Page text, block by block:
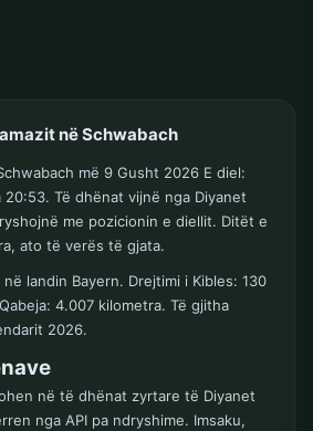
në Schwabach
më 9 Gusht 2026 E diel:
20:53. Të dhënat vijnë nga Diyanet
me pozicionin e diellit. Ditët e
ato të verës të gjata.
landin Bayern. Drejtimi i Kibles: 130
4.007 kilometra. Të gjitha
2026.
në të dhënat zyrtare të Diyanet
nga API pa ndryshime. Imsaku,